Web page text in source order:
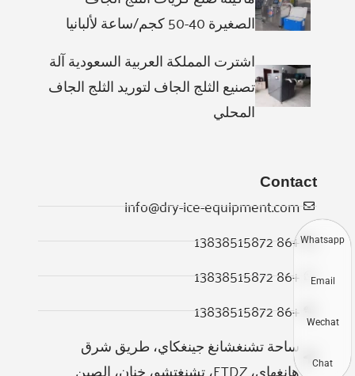
الصغيرة 40-50 كجم/ساعة لألبانيا
اشترت المملكة العربية السعودية آلة
تصنيع الثلج الجاف لتوريد الثلج الجاف
المحلي
Contact
info@dry-ice-equipment.com
+86 13838515872
+86 13838515872
+86 13838515872
ساحة تشنغشانغ جينغكاي، طريق شرق
هانغهاي، ETDZ، تشنغتشو، خنان، الصين
Whatsapp
Email
Wechat
Chat